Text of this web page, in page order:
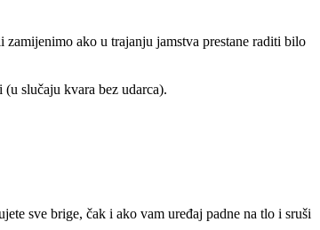
ako u trajanju jamstva prestane raditi bilo
slučaju kvara bez udarca).
sve brige, čak i ako vam uređaj padne na tlo i sruši